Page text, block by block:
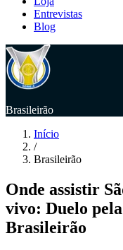
Entrevistas
Blog
Brasileirão
Início
/
Brasileirão
Onde assistir
vivo: Duelo
Brasileirão